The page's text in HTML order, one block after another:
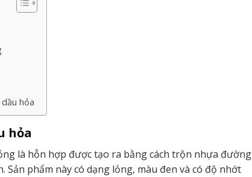
hỏa
hỏa
là hỗn hợp được tạo ra bằng cách trộn nhựa đường
phẩm này có dạng lỏng, màu đen và có độ nhớt